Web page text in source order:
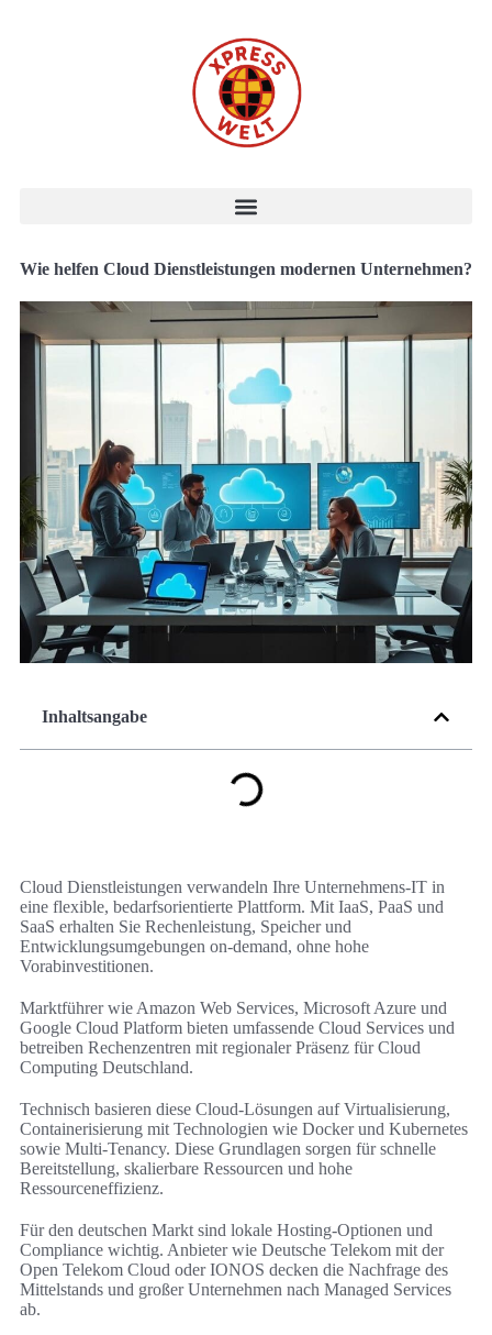
Wie helfen Cloud Dienstleistungen modernen Unternehmen?
Inhaltsangabe
Cloud Dienstleistungen verwandeln Ihre Unternehmens-IT in
eine flexible, bedarfsorientierte Plattform. Mit IaaS, PaaS und
SaaS erhalten Sie Rechenleistung, Speicher und
Entwicklungsumgebungen on-demand, ohne hohe
Vorabinvestitionen.
Marktführer wie Amazon Web Services, Microsoft Azure und
Google Cloud Platform bieten umfassende Cloud Services und
betreiben Rechenzentren mit regionaler Präsenz für Cloud
Computing Deutschland.
Technisch basieren diese Cloud-Lösungen auf Virtualisierung,
Containerisierung mit Technologien wie Docker und Kubernetes
sowie Multi-Tenancy. Diese Grundlagen sorgen für schnelle
Bereitstellung, skalierbare Ressourcen und hohe
Ressourceneffizienz.
Für den deutschen Markt sind lokale Hosting-Optionen und
Compliance wichtig. Anbieter wie Deutsche Telekom mit der
Open Telekom Cloud oder IONOS decken die Nachfrage des
Mittelstands und großer Unternehmen nach Managed Services
ab.